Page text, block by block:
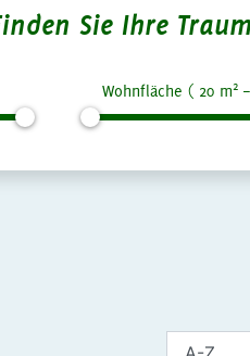
Sie Ihre
Wohnfläche ( 20m2–